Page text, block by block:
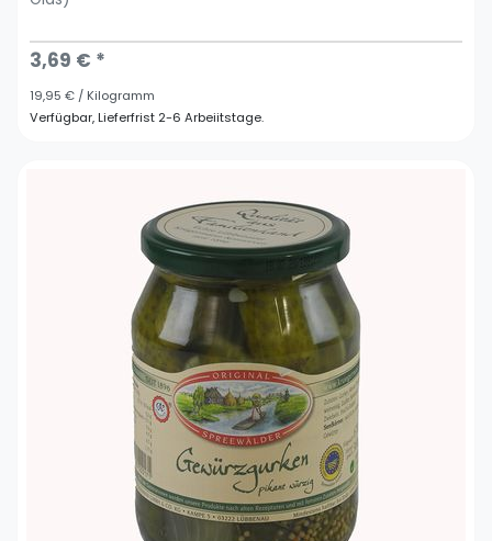
3,69 € *
19,95 € / Kilogramm
Verfügbar, Lieferfrist 2-6 Arbeiitstage.